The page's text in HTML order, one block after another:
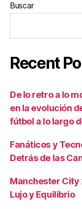
Buscar
Recent
De lo retro a lo
en la evolución
fútbol a lo largo
Fanáticos y
Detrás de las
Manchester City
Lujo y Equilibrio